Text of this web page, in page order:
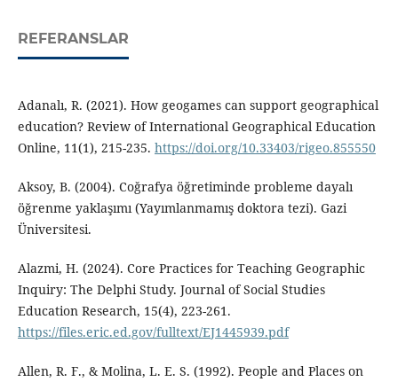
REFERANSLAR
Adanalı, R. (2021). How geogames can support geographical
education? Review of International Geographical Education
Online, 11(1), 215-235. https://doi.org/10.33403/rigeo.855550
Aksoy, B. (2004). Coğrafya öğretiminde probleme dayalı
öğrenme yaklaşımı (Yayımlanmamış doktora tezi). Gazi
Üniversitesi.
Alazmi, H. (2024). Core Practices for Teaching Geographic
Inquiry: The Delphi Study. Journal of Social Studies
Education Research, 15(4), 223-261.
https://files.eric.ed.gov/fulltext/EJ1445939.pdf
Allen, R. F., & Molina, L. E. S. (1992). People and Places on